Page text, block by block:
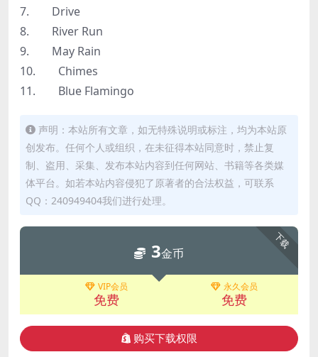
7. Drive
8. River Run
9. May Rain
10. Chimes
11. Blue Flamingo
声明：本站所有文章，如无特殊说明或标注，均为本站原
创发布。任何个人或组织，在未征得本站同意时，禁止复
制、盗用、采集、发布本站内容到任何网站、书籍等各类媒
体平台。如若本站内容侵犯了原著者的合法权益，可联系
QQ：240949404我们进行处理。
下载
3金币
VIP会员
免费
永久会员
免费
购买下载权限